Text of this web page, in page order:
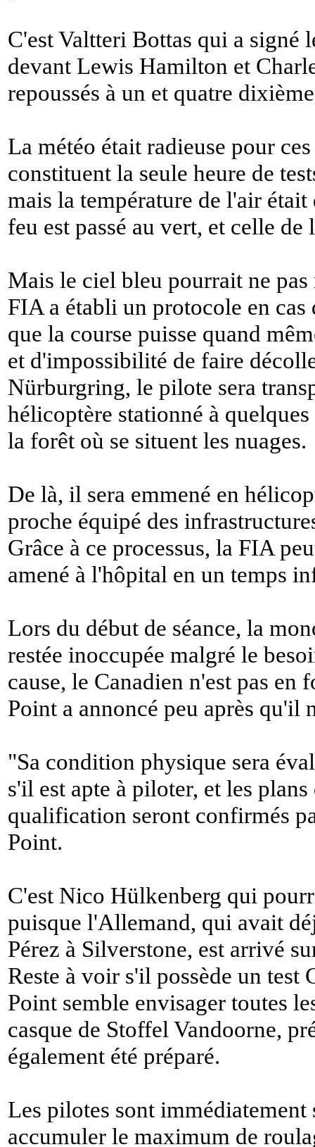
C'est Valtteri Bottas qui a signé
devant Lewis Hamilton et
repoussés à un et quatre
La météo était radieuse pour
constituent la seule heure de
mais la température de l'air
feu est passé au vert, et celle
Mais le ciel bleu pourrait ne
FIA a établi un protocole en
que la course puisse quand
et d'impossibilité de faire
Nürburgring, le pilote sera
hélicoptère stationné à
la forêt où se situent les nuages.
De là, il sera emmené en
proche équipé des
Grâce à ce processus, la FIA
amené à l'hôpital en un temps
Lors du début de séance, la
restée inoccupée malgré le
cause, le Canadien n'est pas
Point a annoncé peu après qu'il
"Sa condition physique sera
s'il est apte à piloter, et les
qualification seront confirmés
Point.
C'est Nico Hülkenberg qui
puisque l'Allemand, qui avait
Pérez à Silverstone, est arrivé
Reste à voir s'il possède un
Point semble envisager toutes
casque de Stoffel Vandoorne,
également été préparé.
Les pilotes sont
accumuler le maximum de